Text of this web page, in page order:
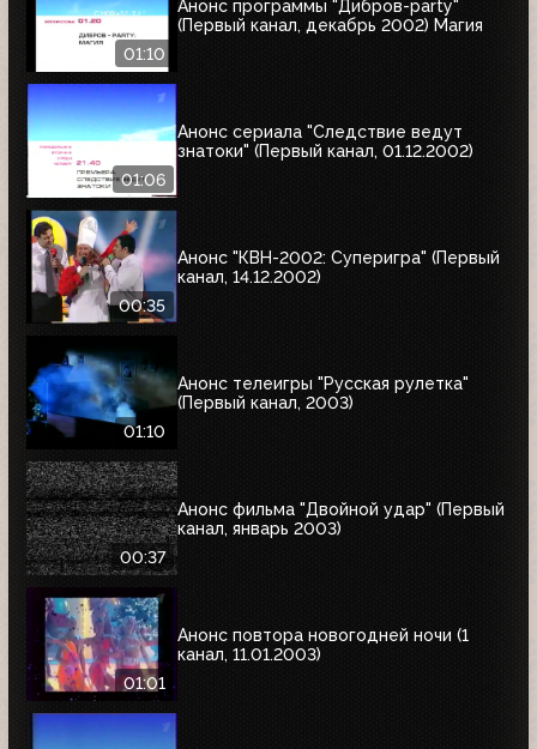
01:10
Анонс программы "Дибров-party"
(Первый канал, декабрь 2002) Магия
01:06
Анонс сериала "Следствие ведут
знатоки" (Первый канал, 01.12.2002)
00:35
Анонс "КВН-2002: Суперигра" (Первый
канал, 14.12.2002)
01:10
Анонс телеигры "Русская рулетка"
(Первый канал, 2003)
00:37
Анонс фильма "Двойной удар" (Первый
канал, январь 2003)
01:01
Анонс повтора новогодней ночи (1
канал, 11.01.2003)